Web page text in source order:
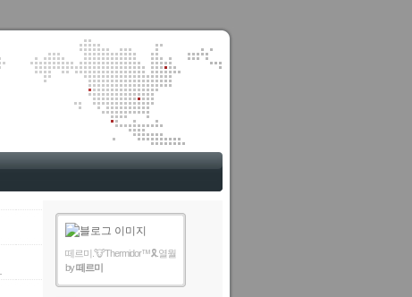
떼르미.🐮Thermidor™🎗️.열월
by떼르미